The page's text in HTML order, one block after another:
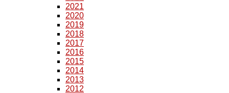
2021
2020
2019
2018
2017
2016
2015
2014
2013
2012